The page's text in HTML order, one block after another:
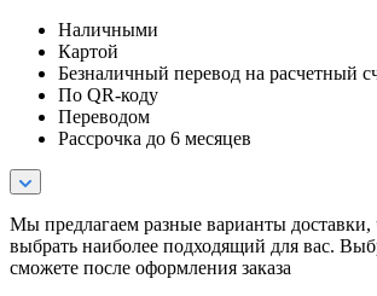
Наличными
Картой
Безналичный перевод на расчетный
По QR-коду
Переводом
Рассрочка до 6 месяцев
Мы предлагаем разные варианты
выбрать наиболее подходящий для вас.
сможете после оформления заказа